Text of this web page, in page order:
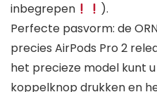
inbegrepen
).
Perfecte pasvorm: de
precies AirPods Pro 2
het precieze model kunt
koppelknop drukken en